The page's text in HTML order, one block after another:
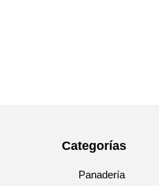
Categorías
Panadería